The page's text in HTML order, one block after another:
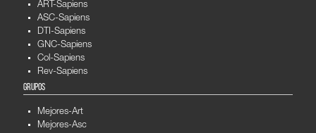
ART-Sapiens
ASC-Sapiens
DTI-Sapiens
GNC-Sapiens
Col-Sapiens
Rev-Sapiens
GRUPOS
Mejores-Art
Mejores-Asc